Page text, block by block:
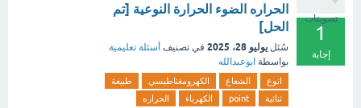
تصويتات
1
إجابة
الحراره الضوء الحرارة النوعية [تم
الحل]
سُئل يوليو 28، 2025 في تصنيف أسئلة تعليمية
بواسطة ابوعبدالله
انوع الشعاع الكهرومغناطيسي
طبيعة
ثنائية
point الكهرباء
الحراره